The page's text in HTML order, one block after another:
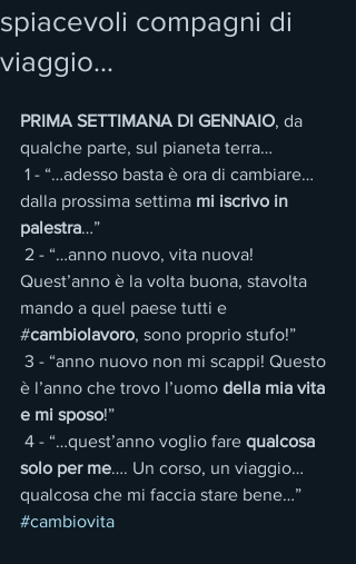
spiacevoli compagni di
viaggio...
PRIMA SETTIMANA DI GENNAIO, da
qualche parte, sul pianeta terra…
dalla prossima settima mi iscrivo in
palestra…”
Quest’anno è la volta buona, stavolta
mando a quel paese tutti e
#cambiolavoro, sono proprio stufo!”
è l’anno che trovo l’uomo della mia vita
e mi sposo!”
4 - “…quest’anno voglio fare qualcosa
solo per me…. Un corso, un viaggio…
qualcosa che mi faccia stare bene…”
#cambiovita